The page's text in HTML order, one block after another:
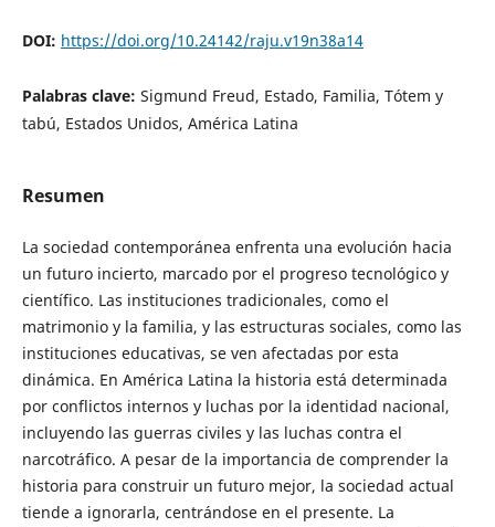
DOI: https://doi.org/10.24142/raju.v19n38a14
Palabras clave: Sigmund Freud, Estado, Familia, Tótem y
tabú, Estados Unidos, América Latina
Resumen
La sociedad contemporánea enfrenta una evolución hacia
un futuro incierto, marcado por el progreso tecnológico y
científico. Las instituciones tradicionales, como el
matrimonio y la familia, y las estructuras sociales, como las
instituciones educativas, se ven afectadas por esta
dinámica. En América Latina la historia está determinada
por conflictos internos y luchas por la identidad nacional,
incluyendo las guerras civiles y las luchas contra el
narcotráfico. A pesar de la importancia de comprender la
historia para construir un futuro mejor, la sociedad actual
tiende a ignorarla, centrándose en el presente. La